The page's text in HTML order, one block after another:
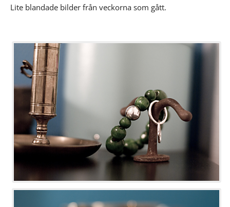
Lite blandade bilder från veckorna som gått.